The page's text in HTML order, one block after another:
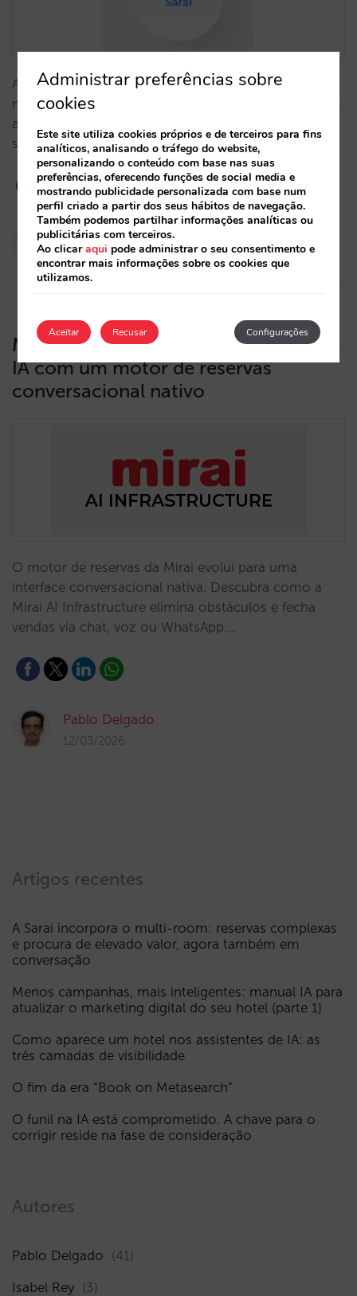
A Sarai é o seu motor de reservas em linguagem
natural. Uma peça da Mirai AI Infrastructure para que
a conversa e a venda direta operem como um único
sistema.…
Pablo Delgado
12/03/2026
Mirai inaugura a sua Infraestrutura de
IA com um motor de reservas
conversacional nativo
O motor de reservas da Mirai evolui para uma
interface conversacional nativa. Descubra como a
Mirai AI Infrastructure elimina obstáculos e fecha
vendas via chat, voz ou WhatsApp.…
Pablo Delgado
12/03/2026
Artigos recentes
A Sarai incorpora o multi-room: reservas complexas
e procura de elevado valor, agora também em
conversação
Menos campanhas, mais inteligentes: manual IA para
atualizar o marketing digital do seu hotel (parte 1)
Como aparece um hotel nos assistentes de IA: as
três camadas de visibilidade
O fim da era “Book on Metasearch”
O funil na IA está comprometido. A chave para o
corrigir reside na fase de consideração
Autores
Pablo Delgado (41)
Isabel Rey (3)
Administrar preferências sobre
cookies
Este site utiliza cookies próprios e de terceiros para fins
analíticos, analisando o tráfego do website,
personalizando o conteúdo com base nas suas
preferências, oferecendo funções de social media e
mostrando publicidade personalizada com base num
perfil criado a partir dos seus hábitos de navegação.
Também podemos partilhar informações analíticas ou
publicitárias com terceiros.
Ao clicaraqui pode administrar o seu consentimento e
encontrar mais informações sobre os cookies que
utilizamos.
Aceitar Configurações
Recusar